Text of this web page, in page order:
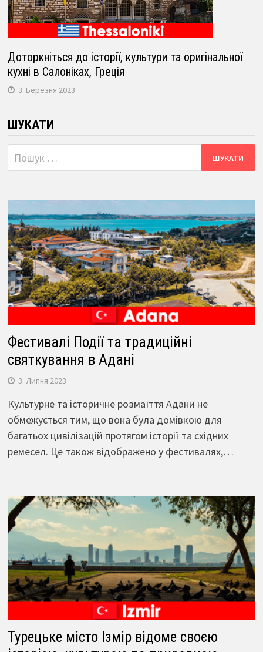
Доторкніться до історії, культури та оригінальної
кухні в Салоніках, Греція
3. Березня 2023
ШУКАТИ
Пошук:
Фестивалі Події та традиційні
святкування в Адані
3. Липня 2023
Культурне та історичне розмаїття Адани не
обмежується тим, що вона була домівкою для
багатьох цивілізацій протягом історії та східних
ремесел. Це також відображено у фестивалях,…
Турецьке місто Ізмір відоме своєю